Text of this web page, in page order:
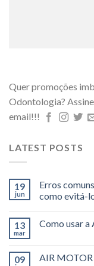
Quer promoções
Odontologia?
email!!!
LATEST POSTS
19
jun
Erros
como evitá-
13
mar
Como usar a
09
AIR